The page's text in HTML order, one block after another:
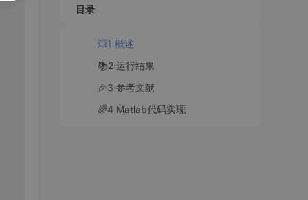
目录
💥1 概述
📚2 运行结果
🎉3 参考文献
🌈4 Matlab代码实现